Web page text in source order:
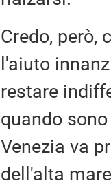
Credo, però,
l'aiuto
restare
quando
Venezia va
dell'alta